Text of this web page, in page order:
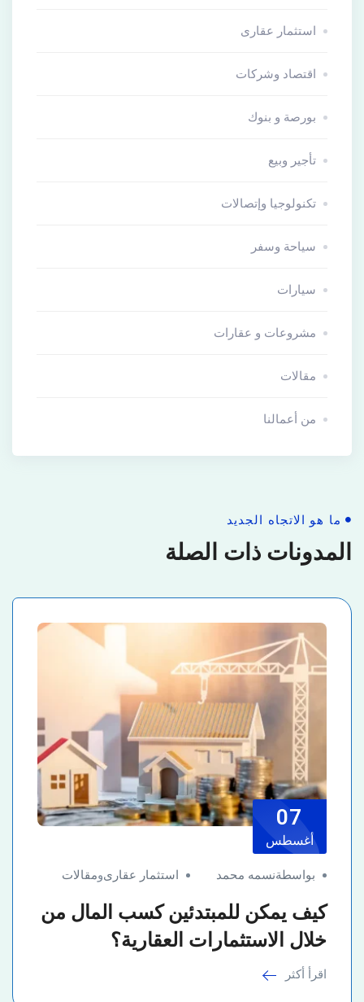
استثمار عقارى
اقتصاد وشركات
بورصة و بنوك
تأجير وبيع
تكنولوجيا وإتصالات
سياحة وسفر
سيارات
مشروعات و عقارات
مقالات
من أعمالنا
ما هو الاتجاه الجديد
المدونات ذات الصلة
07
أغسطس
بواسطةنسمه محمد استثمار عقارىومقالات
كيف يمكن للمبتدئين كسب المال من
خلال الاستثمارات العقارية؟
اقرأ أكثر